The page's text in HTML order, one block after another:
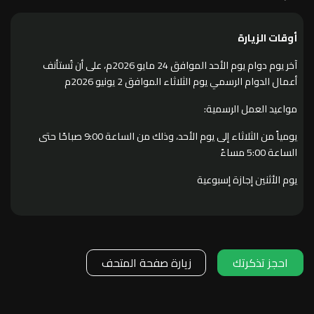
أوقات الزيارة
آخر يوم دوام يوم الأحد الموافق 24 مايو 2026م، على أن تُستأنف
أعمال الدوام الرسمي يوم الثلاثاء الموافق 2 يونيو 2026م
مواعيد العمل الرسمية:
يومياً من الثلاثاء إلى يوم الأحد، وذلك من الساعة 9:00 صباحًا حتى
الساعة 5:00 مساءً
يوم الأثنين إجازة إسبوعية
احجز تذكرتك زيارة صفحة المتحف